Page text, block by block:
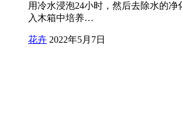
用冷水浸泡24小时，然后去除水的净
入木箱中培养…
花卉 2022年5月7日